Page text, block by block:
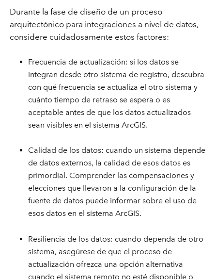
Durante la fase de diseño de un proceso
arquitectónico para integraciones a nivel de datos,
considere cuidadosamente estos factores:
Frecuencia de actualización: si los datos se
integran desde otro sistema de registro, descubra
con qué frecuencia se actualiza el otro sistema y
cuánto tiempo de retraso se espera o es
aceptable antes de que los datos actualizados
sean visibles en el sistema ArcGIS.
Calidad de los datos: cuando un sistema depende
de datos externos, la calidad de esos datos es
primordial. Comprender las compensaciones y
elecciones que llevaron a la configuración de la
fuente de datos puede informar sobre el uso de
esos datos en el sistema ArcGIS.
Resiliencia de los datos: cuando dependa de otro
sistema, asegúrese de que el proceso de
actualización ofrezca una opción alternativa
cuando el sistema remoto no esté disponible o